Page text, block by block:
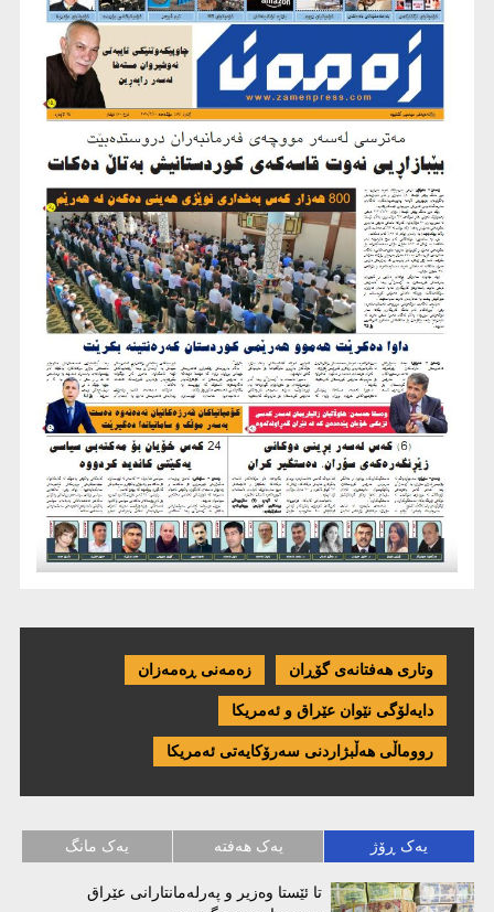
وتاری هەفتانەی گۆڕان زەمەنی ڕەمەزان
دایەلۆگی نێوان عێراق و ئەمریكا
رووماڵی هەڵبژاردنی سەرۆکایەتی ئەمریکا
یەک ڕۆژ یەک هەفتە یەک مانگ
تا ئێستا وەزیر و پەرلەمانتارانی عێراق